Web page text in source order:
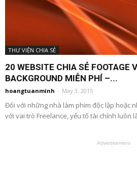
THƯ VIỆN CHIA SẺ
20 WEBSITE CHIA SẺ FOOTAGE
BACKGROUND MIỄN PHÍ –...
hoangtuanminh - May 3, 2015
Đối với những nhà làm phim độc lập hoặc
với vai trò Freelance, yếu tố tài chính luôn
Advertisement